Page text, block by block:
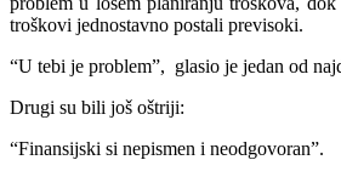
troškovi jednostavno postali previsoki.
“U tebi je problem”, glasio je jedan od
Drugi su bili još oštriji:
“Finansijski si nepismen i neodgovoran”.